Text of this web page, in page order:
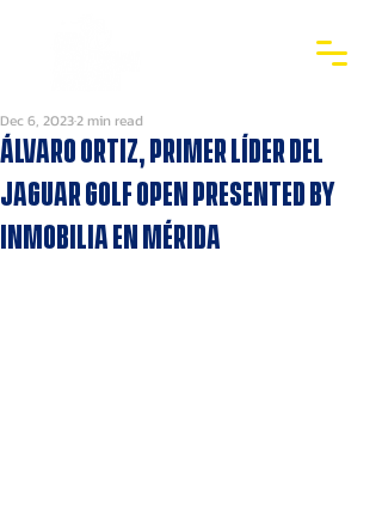
Álvaro Ortiz, primer líder del
Jaguar Golf Open presented by
Inmobilia en Mérida
Dec 6, 20232 min read